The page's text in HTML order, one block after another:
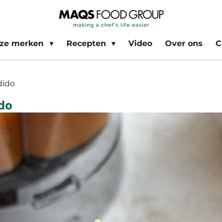
merken Recepten Video Over ons